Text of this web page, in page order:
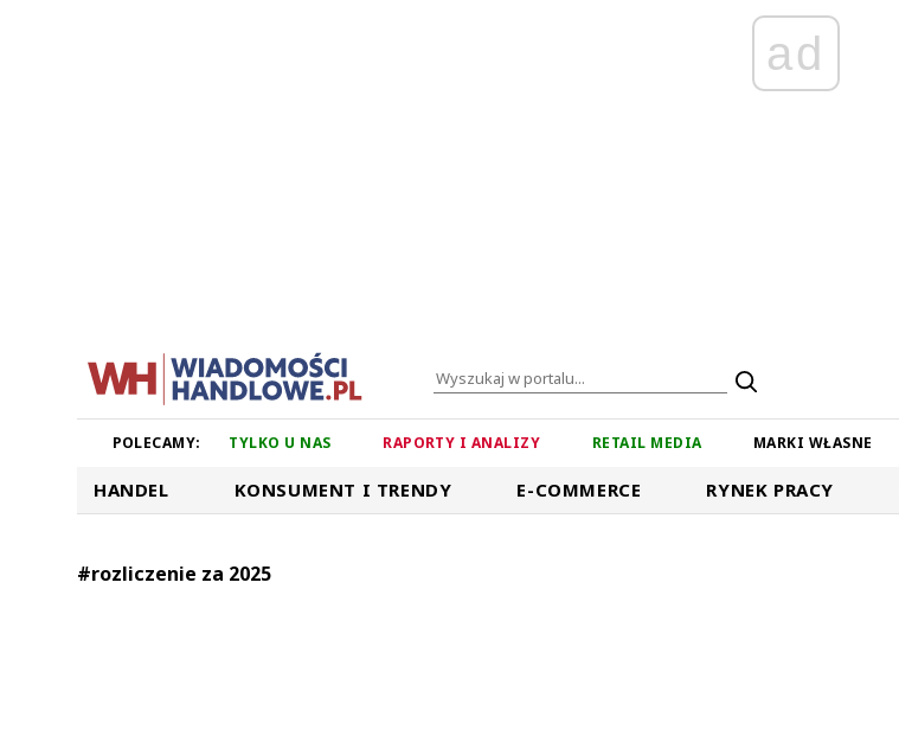
ad
POLECAMY: TYLKO U NAS RAPORTY I ANALIZY RETAIL MEDIA MARKI WŁASNE
HANDEL KONSUMENT I TRENDY E-COMMERCE RYNEK PRACY
#rozliczenie za 2025